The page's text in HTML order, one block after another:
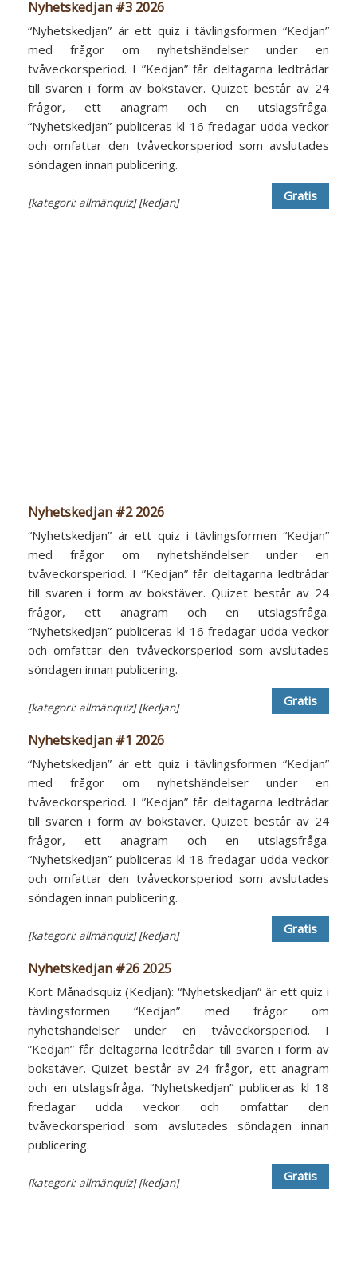
Nyhetskedjan #3 2026
“Nyhetskedjan” är ett quiz i tävlingsformen “Kedjan”
med frågor om nyhetshändelser under en
tvåveckorsperiod. I ”Kedjan” får deltagarna ledtrådar
till svaren i form av bokstäver. Quizet består av 24
frågor, ett anagram och en utslagsfråga.
“Nyhetskedjan” publiceras kl 16 fredagar udda veckor
och omfattar den tvåveckorsperiod som avslutades
söndagen innan publicering.
[kategori: allmänquiz] [kedjan] Gratis
Nyhetskedjan #2 2026
“Nyhetskedjan” är ett quiz i tävlingsformen “Kedjan”
med frågor om nyhetshändelser under en
tvåveckorsperiod. I ”Kedjan” får deltagarna ledtrådar
till svaren i form av bokstäver. Quizet består av 24
frågor, ett anagram och en utslagsfråga.
“Nyhetskedjan” publiceras kl 16 fredagar udda veckor
och omfattar den tvåveckorsperiod som avslutades
söndagen innan publicering.
[kategori: allmänquiz] [kedjan] Gratis
Nyhetskedjan #1 2026
“Nyhetskedjan” är ett quiz i tävlingsformen “Kedjan”
med frågor om nyhetshändelser under en
tvåveckorsperiod. I ”Kedjan” får deltagarna ledtrådar
till svaren i form av bokstäver. Quizet består av 24
frågor, ett anagram och en utslagsfråga.
“Nyhetskedjan” publiceras kl 18 fredagar udda veckor
och omfattar den tvåveckorsperiod som avslutades
söndagen innan publicering.
[kategori: allmänquiz] [kedjan] Gratis
Nyhetskedjan #26 2025
Kort Månadsquiz (Kedjan): “Nyhetskedjan” är ett quiz i
tävlingsformen “Kedjan” med frågor om
nyhetshändelser under en tvåveckorsperiod. I
”Kedjan” får deltagarna ledtrådar till svaren i form av
bokstäver. Quizet består av 24 frågor, ett anagram
och en utslagsfråga. “Nyhetskedjan” publiceras kl 18
fredagar udda veckor och omfattar den
tvåveckorsperiod som avslutades söndagen innan
publicering.
[kategori: allmänquiz] [kedjan] Gratis